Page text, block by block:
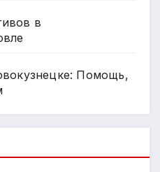
в
Помощь,